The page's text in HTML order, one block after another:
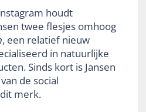
houdt
twee flesjes omhoog
, een relatief nieuw
in natuurlijke
Sinds kort is Jansen
de social
merk.